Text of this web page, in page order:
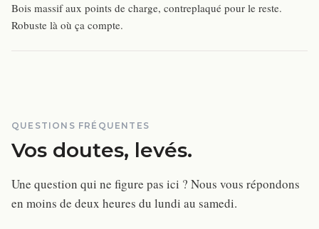
Bois massif aux points de charge, contreplaqué pour le reste.
Robuste là où ça compte.
QUESTIONS FRÉQUENTES
Vos doutes, levés.
Une question qui ne figure pas ici ? Nous vous répondons
en moins de deux heures du lundi au samedi.